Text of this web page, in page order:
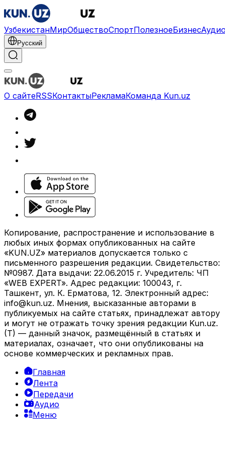
УзбекистанМирОбществоСпортПолезноеБизнес
Русский
О сайтеRSSКонтактыРекламаКоманда Kun.uz
Копирование, распространение и использование в
любых иных формах опубликованных на сайте
«KUN.UZ» материалов допускается только с
письменного разрешения редакции. Свидетельство:
№0987. Дата выдачи: 22.06.2015 г. Учредитель: ЧП
«WEB EXPERT». Адрес редакции: 100043, г.
Ташкент, ул. К. Ерматова, 12. Электронный адрес:
info@kun.uz. Мнения, высказанные авторами в
публикуемых на сайте статьях, принадлежат автору
и могут не отражать точку зрения редакции Kun.uz.
(T) — данный значок, размещённый в статьях и
материалах, означает, что они опубликованы на
основе коммерческих и рекламных прав.
Главная
Лента
Передачи
Аудио
Меню